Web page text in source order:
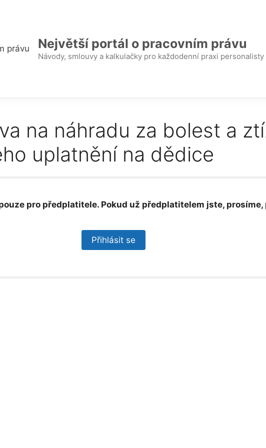
Největší portál o pracovním právu
Návody, smlouvy a kalkulačky pro každodenní praxi personalisty
na náhradu za bolest a
uplatnění na dědice
pro předplatitele. Pokud už předplatitelem jste,
Přihlásit se